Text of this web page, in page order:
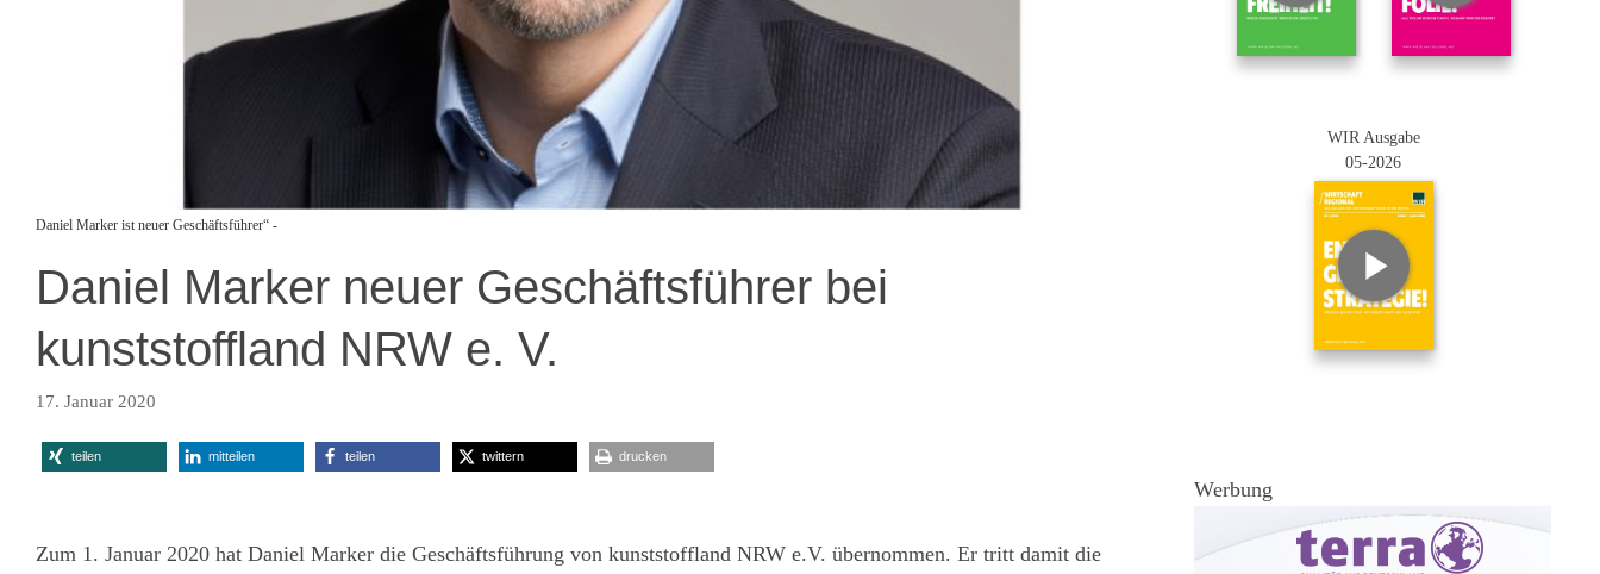
Daniel Marker ist neuer Geschäftsführer“ -
Daniel Marker neuer Geschäftsführer bei
kunststoffland NRW e. V.
17. Januar 2020
teilen mitteilen teilen twittern drucken
Zum 1. Januar 2020 hat Daniel Marker die Geschäftsführung von kunststoffland NRW e.V. übernommen. Er tritt damit die
WIR Ausgabe
05-2026
Werbung